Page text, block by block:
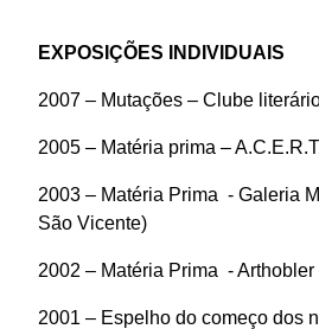
EXPOSIÇÕES INDIVIDUAIS
2007 – Mutações – Clube
2005 – Matéria prima –
2003 – Matéria Prima - Galeria
São Vicente)
2002 – Matéria Prima - Arthobler
2001 – Espelho do começo dos